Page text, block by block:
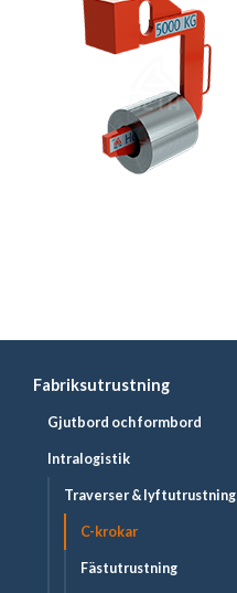
Fabriksutrustning
Gjutbord och formbord
Intralogistik
Traverser & lyftutrustning
C-krokar
Fästutrustning